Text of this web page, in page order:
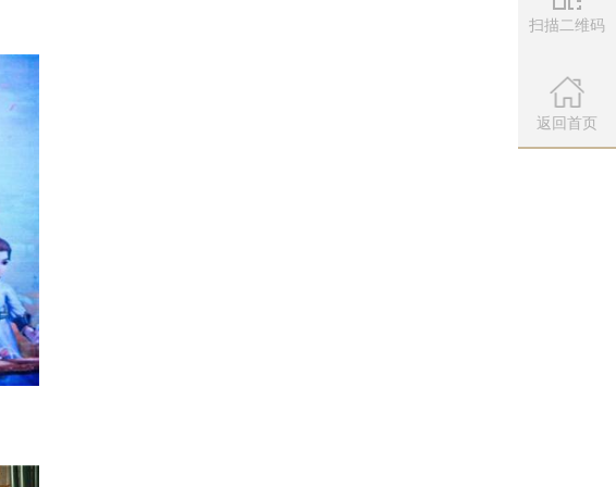
敌”，及剑胆琴心知名帮派“无泪之城”。 扫描二维码
微信公
扫描左侧二
返回首页